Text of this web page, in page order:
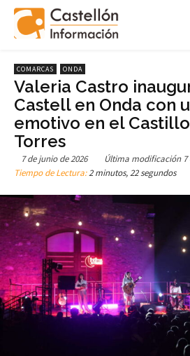
COMARCAS ONDA
Valeria Castro
Castell en Onda con
emotivo en el
Torres
7 de junio de 2026 Última modificación
Tiempo de Lectura:2 minutos, 22 segundos